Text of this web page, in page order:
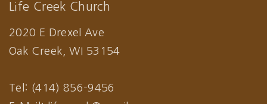
Life Creek Church
2020 E Drexel Ave
Oak Creek, WI 53154
Tel: (414) 856-9456